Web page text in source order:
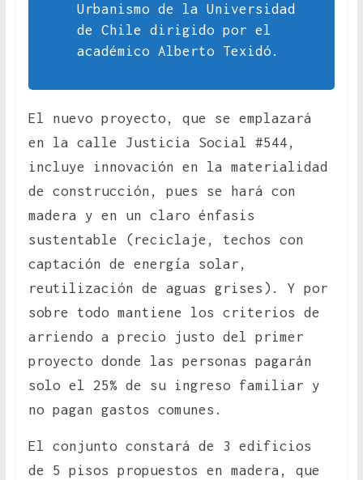
Urbanismo de la Universidad
de Chile dirigido por el
académico Alberto Texidó.
El nuevo proyecto, que se emplazará
en la calle Justicia Social #544,
incluye innovación en la materialidad
de construcción, pues se hará con
madera y en un claro énfasis
sustentable (reciclaje, techos con
captación de energía solar,
reutilización de aguas grises). Y por
sobre todo mantiene los criterios de
arriendo a precio justo del primer
proyecto donde las personas pagarán
solo el 25% de su ingreso familiar y
no pagan gastos comunes.
El conjunto constará de 3 edificios
de 5 pisos propuestos en madera, que